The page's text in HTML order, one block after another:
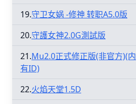
19.守卫女娲 -修神 转职A5.0版
20.守護女神2.0G測試版
21.Mu2.0正式修正版(非官方)(内
有ID)
22.火焰天堂1.5D